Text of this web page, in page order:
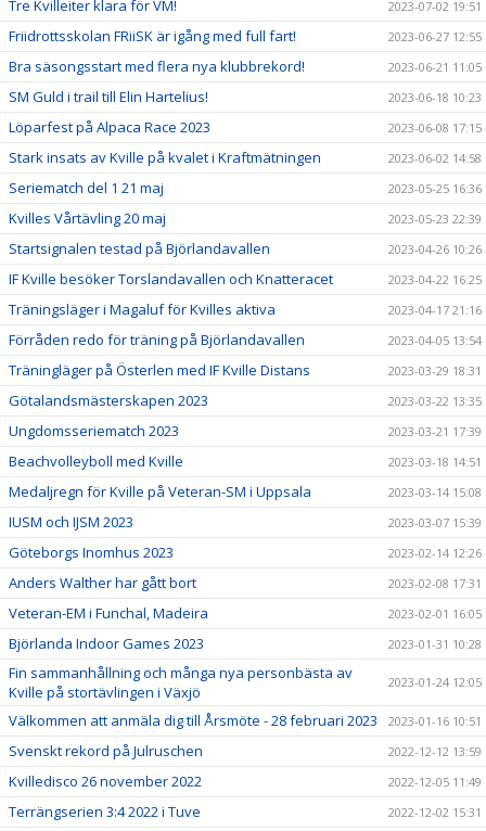
Tre Kvilleiter klara för VM! 2023-07-02 19:51
Friidrottsskolan FRiiSK är igång med full fart! 2023-06-27 12:55
Bra säsongsstart med flera nya klubbrekord! 2023-06-21 11:05
SM Guld i trail till Elin Hartelius! 2023-06-18 10:23
Löparfest på Alpaca Race 2023 2023-06-08 17:15
Stark insats av Kville på kvalet i Kraftmätningen 2023-06-02 14:58
Seriematch del 1 21 maj 2023-05-25 16:36
Kvilles Vårtävling 20 maj 2023-05-23 22:39
Startsignalen testad på Björlandavallen 2023-04-26 10:26
IF Kville besöker Torslandavallen och Knatteracet 2023-04-22 16:25
Träningsläger i Magaluf för Kvilles aktiva 2023-04-17 21:16
Förråden redo för träning på Björlandavallen 2023-04-05 13:54
Träningläger på Österlen med IF Kville Distans 2023-03-29 18:31
Götalandsmästerskapen 2023 2023-03-22 13:35
Ungdomsseriematch 2023 2023-03-21 17:39
Beachvolleyboll med Kville 2023-03-18 14:51
Medaljregn för Kville på Veteran-SM i Uppsala 2023-03-14 15:08
IUSM och IJSM 2023 2023-03-07 15:39
Göteborgs Inomhus 2023 2023-02-14 12:26
Anders Walther har gått bort 2023-02-08 17:31
Veteran-EM i Funchal, Madeira 2023-02-01 16:05
Björlanda Indoor Games 2023 2023-01-31 10:28
Fin sammanhållning och många nya personbästa av
Kville på stortävlingen i Växjö
2023-01-24 12:05
Välkommen att anmäla dig till Årsmöte - 28 februari 2023 2023-01-16 10:51
Svenskt rekord på Julruschen 2022-12-12 13:59
Kvilledisco 26 november 2022 2022-12-05 11:49
Terrängserien 3:4 2022 i Tuve 2022-12-02 15:31